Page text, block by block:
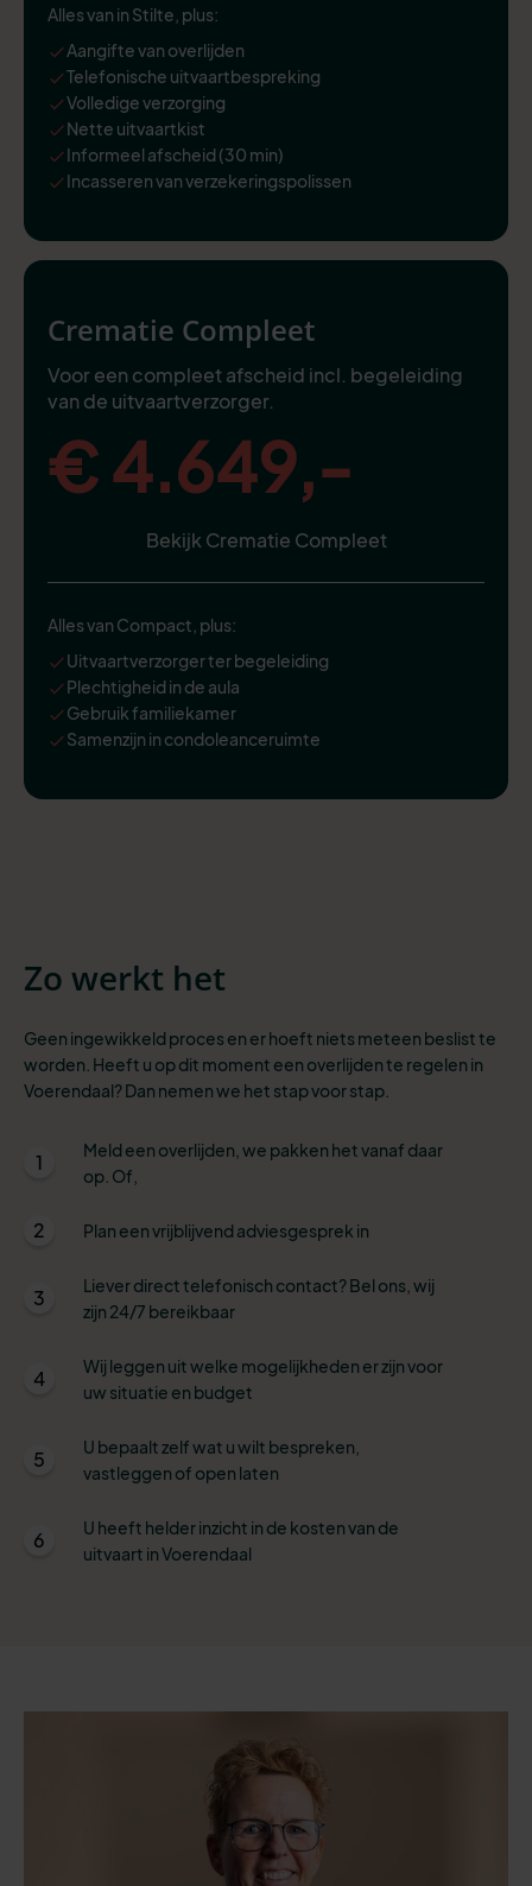
Alles van in Stilte, plus:
Aangifte van overlijden
Telefonische uitvaartbespreking
Volledige verzorging
Nette uitvaartkist
Informeel afscheid (30 min)
Incasseren van verzekeringspolissen
Crematie Compleet
Voor een compleet afscheid incl. begeleiding
van de uitvaartverzorger.
€ 4.649,-
Bekijk Crematie Compleet
Alles van Compact, plus:
Uitvaartverzorger ter begeleiding
Plechtigheid in de aula
Gebruik familiekamer
Samenzijn in condoleanceruimte
Zo werkt het
Geen ingewikkeld proces en er hoeft niets meteen beslist te
worden. Heeft u op dit moment een overlijden te regelen in
Voerendaal? Dan nemen we het stap voor stap.
1
Meld een overlijden, we pakken het vanaf daar
op. Of,
2 Plan een vrijblijvend adviesgesprek in
3
Liever direct telefonisch contact? Bel ons, wij
zijn 24/7 bereikbaar
4
Wij leggen uit welke mogelijkheden er zijn voor
uw situatie en budget
5
U bepaalt zelf wat u wilt bespreken,
vastleggen of open laten
6
U heeft helder inzicht in de kosten van de
uitvaart in Voerendaal